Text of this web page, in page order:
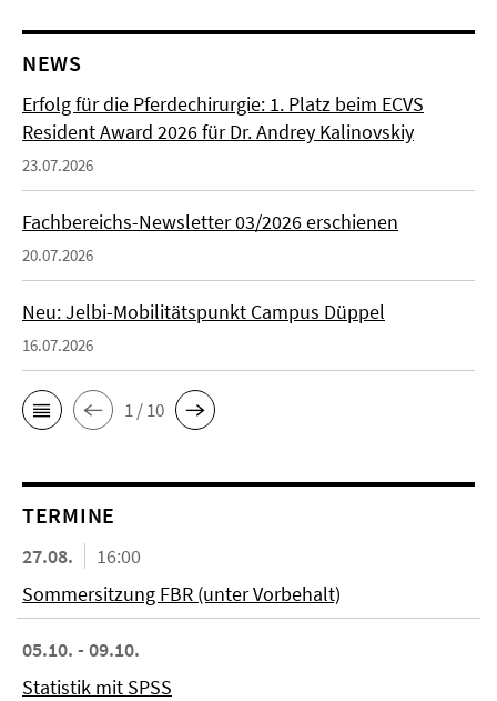
NEWS
Erfolg für die Pferdechirurgie: 1. Platz beim ECVS
Resident Award 2026 für Dr. Andrey Kalinovskiy
23.07.2026
Fachbereichs-Newsletter 03/2026 erschienen
20.07.2026
Neu: Jelbi-Mobilitätspunkt Campus Düppel
16.07.2026
1 / 10
TERMINE
27.08.
16:00
Sommersitzung FBR (unter Vorbehalt)
05.10. - 09.10.
Statistik mit SPSS